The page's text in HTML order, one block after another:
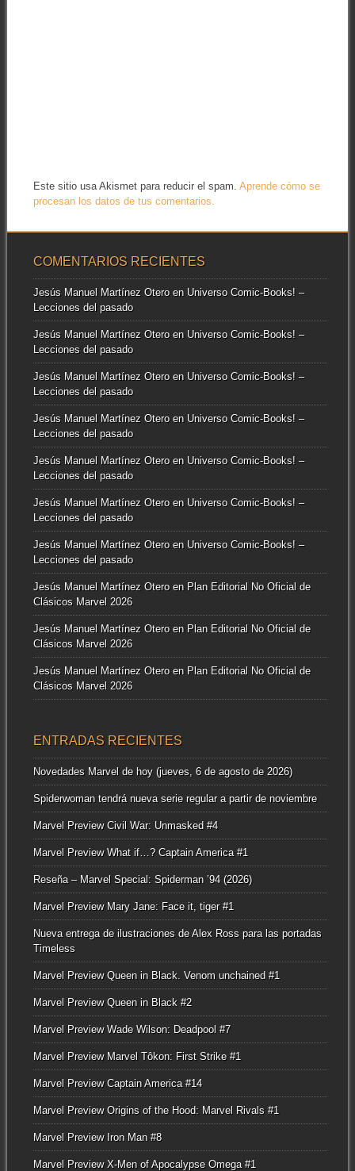
Este sitio usa Akismet para reducir el spam. Aprende cómo se
procesan los datos de tus comentarios.
COMENTARIOS RECIENTES
Jesús Manuel Martínez Oteroen Universo Comic-Books! –
Lecciones del pasado
Jesús Manuel Martínez Oteroen Universo Comic-Books! –
Lecciones del pasado
Jesús Manuel Martínez Oteroen Universo Comic-Books! –
Lecciones del pasado
Jesús Manuel Martínez Oteroen Universo Comic-Books! –
Lecciones del pasado
Jesús Manuel Martínez Oteroen Universo Comic-Books! –
Lecciones del pasado
Jesús Manuel Martínez Oteroen Universo Comic-Books! –
Lecciones del pasado
Jesús Manuel Martínez Oteroen Universo Comic-Books! –
Lecciones del pasado
Jesús Manuel Martínez Oteroen Plan Editorial No Oficial de
Clásicos Marvel 2026
Jesús Manuel Martínez Oteroen Plan Editorial No Oficial de
Clásicos Marvel 2026
Jesús Manuel Martínez Oteroen Plan Editorial No Oficial de
Clásicos Marvel 2026
ENTRADAS RECIENTES
Novedades Marvel de hoy (jueves, 6 de agosto de 2026)
Spiderwoman tendrá nueva serie regular a partir de noviembre
Marvel Preview Civil War: Unmasked #4
Marvel Preview What if…? Captain America #1
Reseña – Marvel Special: Spiderman ’94 (2026)
Marvel Preview Mary Jane: Face it, tiger #1
Nueva entrega de ilustraciones de Alex Ross para las portadas
Timeless
Marvel Preview Queen in Black. Venom unchained #1
Marvel Preview Queen in Black #2
Marvel Preview Wade Wilson: Deadpool #7
Marvel Preview Marvel Tôkon: First Strike #1
Marvel Preview Captain America #14
Marvel Preview Origins of the Hood: Marvel Rivals #1
Marvel Preview Iron Man #8
Marvel Preview X-Men of Apocalypse Omega #1